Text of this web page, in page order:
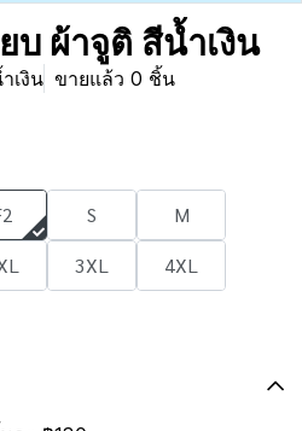
บ ผ้าจูติ สีน้ำเงิน
เงิน ขายแล้ว 0 ชิ้น
S
M
3XL 4XL